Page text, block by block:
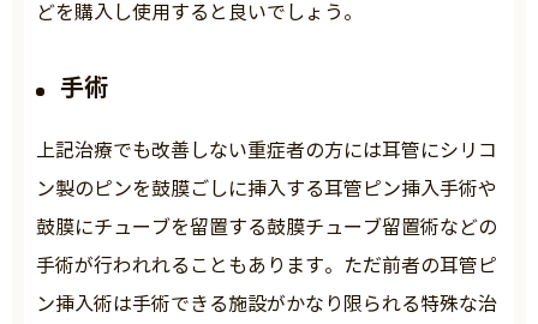
どを購入し使用すると良いでしょう。
手術
上記治療でも改善しない重症者の方には耳管にシリコ
ン製のピンを鼓膜ごしに挿入する耳管ピン挿入手術や
鼓膜にチューブを留置する鼓膜チューブ留置術などの
手術が行われれることもあります。ただ前者の耳管ピ
ン挿入術は手術できる施設がかなり限られる特殊な治